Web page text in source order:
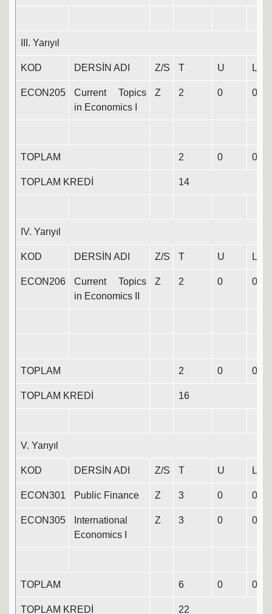
III. Yarıyıl
KOD DERSİN ADI Z/S T U L
ECON205
Current Topics
in Economics I
Z 2 0 0
TOPLAM 2 0 0
TOPLAM KREDİ 14
IV. Yarıyıl
KOD DERSİN ADI Z/S T U L
ECON206
Current Topics
in Economics II
Z 2 0 0
TOPLAM 2 0 0
TOPLAM KREDİ 16
V. Yarıyıl
KOD DERSİN ADI Z/S T U L
ECON301 Public Finance Z 3 0 0
ECON305
International
Economics I
Z 3 0 0
TOPLAM 6 0 0
TOPLAM KREDİ 22